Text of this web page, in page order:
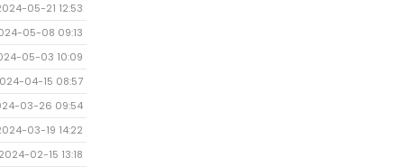
05-21 12:53
05-08 09:13
05-03 10:09
04-15 08:57
03-26 09:54
03-19 14:22
2024-02-15 13:18